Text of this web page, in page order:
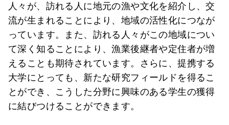
人々が、訪れる人に地元の漁や文化を紹介し、交
流が生まれることにより、地域の活性化につなが
っています。また、訪れる人々がこの地域につい
て深く知ることにより、漁業後継者や定住者が増
えることも期待されています。さらに、提携する
大学にとっても、新たな研究フィールドを得るこ
とができ、こうした分野に興味のある学生の獲得
に結びつけることができます。